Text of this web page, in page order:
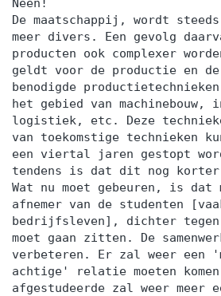
dat het de samenwerking en het
vertrouwen stimuleert.
onze mediatrainingen door
bieden locaties variërend van
Nederland gelegen tv-studio,
representatieve locaties in uw
tot inhouse mediatrainingen
op uw eigen locatie
trainer is Ben Posthumus, oud-
woordvoerder van
Als geen ander kan hij u uit
fijne kneepjes van het
omgaan met kritische
Silent Speakers is
Neen!
De maatschappij, wordt
meer divers. Een gevolg
producten ook complexer
geldt voor de productie en de
benodigde
het gebied van machinebouw,
logistiek, etc. Deze
van toekomstige technieken
een viertal jaren gestopt
tendens is dat dit nog korter
Wat nu moet gebeuren, is dat
afnemer van de studenten
bedrijfsleven], dichter tegen
moet gaan zitten. De
verbeteren. Er zal weer een
achtige' relatie moeten
afgestudeerde zal weer meer